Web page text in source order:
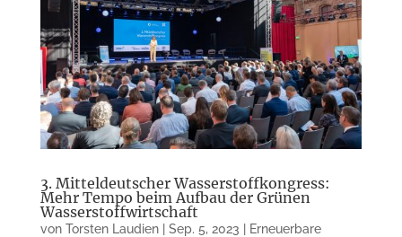
3. Mitteldeutscher Wasserstoffkongress:
Mehr Tempo beim Aufbau der Grünen
Wasserstoffwirtschaft
von Torsten Laudien| Sep. 5, 2023
Erneuerbare